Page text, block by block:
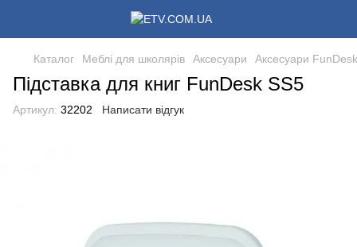
Каталог Меблі для школярів Аксесуари Аксесуари FunDesk
Підставка для книг FunDesk SS5
Артикул: 32202 Написати відгук